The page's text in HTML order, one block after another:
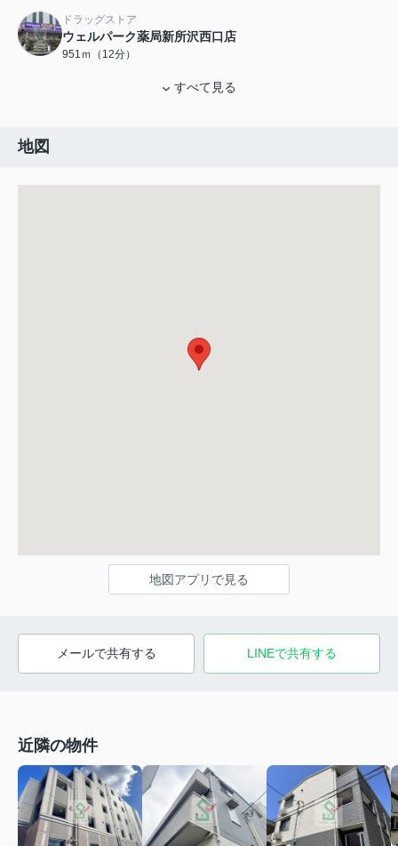
ドラッグストア
ウェルパーク薬局新所沢西口店
951ｍ（12分）
すべて見る
地図
地図アプリで見る
メールで共有する LINEで共有する
近隣の物件